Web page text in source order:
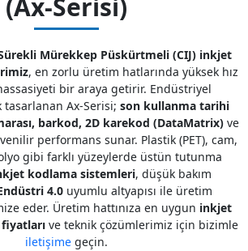
(Ax-Serisi)
Mürekkep Püskürtmeli (CIJ) inkjet
, en zorlu üretim hatlarında yüksek hız
bir araya getirir. Endüstriyel
Ax-Serisi; son kullanma tarihi
barkod, 2D karekod (DataMatrix) ve
performans sunar. Plastik (PET), cam,
gibi farklı yüzeylerde üstün tutunma
kodlama sistemleri, düşük bakım
4.0 uyumlu altyapısı ile üretim
eder. Üretim hattınıza en uygun inkjet
ve teknik çözümlerimiz için bizimle
iletişime geçin.